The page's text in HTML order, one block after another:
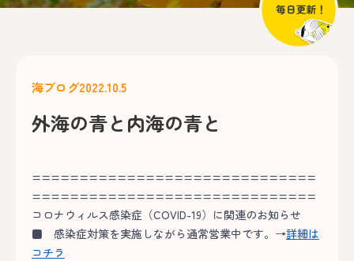
海ブログ2022.10.5
外海の青と内海の青と
==============================
==============================
コロナウィルス感染症（COVID-19）に関連のお知らせ
■ 感染症対策を実施しながら通常営業中です。→詳細は
コチラ